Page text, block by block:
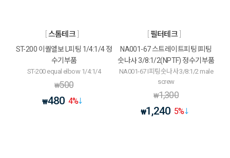
스톰테크
ST-200 이퀄엘보 L피팅 1/4:1/4 정
수기부품
ST-200 equal elbow 1/4:1/4
₩500
₩480 4%
필터테크
NA001-67 스트레이트피팅 I피팅
숫나사 3/8:1/2(NPTF) 정수기부품
NA001-67 I피팅숫나사 3/8:1/2 male
screw
₩1,300
₩1,240 5%